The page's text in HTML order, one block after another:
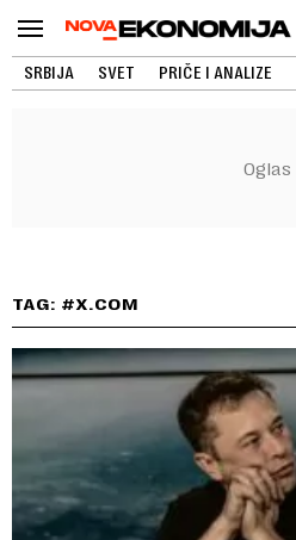
SRBIJA SVET PRIČE I ANALIZE
TAG: #X.COM